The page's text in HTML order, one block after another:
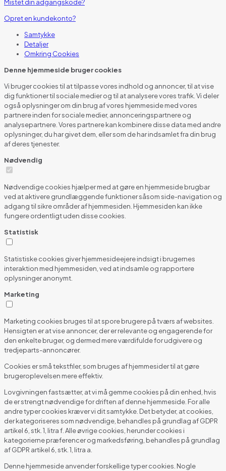
Mistet din adgangskode?
Opret en kundekonto?
Samtykke
Detaljer
Omkring Cookies
Denne hjemmeside bruger cookies
Vi bruger cookies til at tilpasse vores indhold og annoncer, til at vise
dig funktioner til sociale medier og til at analysere vores trafik. Vi deler
også oplysninger om din brug af vores hjemmeside med vores
partnere inden for sociale medier, annonceringspartnere og
analysepartnere. Vores partnere kan kombinere disse data med andre
oplysninger, du har givet dem, eller som de har indsamlet fra din brug
af deres tjenester.
Nødvendig
Nødvendige cookies hjælper med at gøre en hjemmeside brugbar
ved at aktivere grundlæggende funktioner såsom side-navigation og
adgang til sikre områder af hjemmesiden. Hjemmesiden kan ikke
fungere ordentligt uden disse cookies.
Statistisk
Statistiske cookies giver hjemmesideejere indsigt i brugernes
interaktion med hjemmesiden, ved at indsamle og rapportere
oplysninger anonymt.
Marketing
Marketing cookies bruges til at spore brugere på tværs af websites.
Hensigten er at vise annoncer, der er relevante og engagerende for
den enkelte bruger, og dermed mere værdifulde for udgivere og
tredjeparts-annoncører.
Cookies er små tekstfiler, som bruges af hjemmesider til at gøre
brugeroplevelsen mere effektiv.
Lovgivningen fastsætter, at vi må gemme cookies på din enhed, hvis
de er strengt nødvendige for driften af denne hjemmeside. For alle
andre typer cookies kræver vi dit samtykke. Det betyder, at cookies,
der kategoriseres som nødvendige, behandles på grundlag af GDPR
artikel 6, stk. 1, litra f. Alle øvrige cookies, herunder cookies i
kategorierne præferencer og markedsføring, behandles på grundlag
af GDPR artikel 6, stk. 1, litra a.
Denne hjemmeside anvender forskellige typer cookies. Nogle